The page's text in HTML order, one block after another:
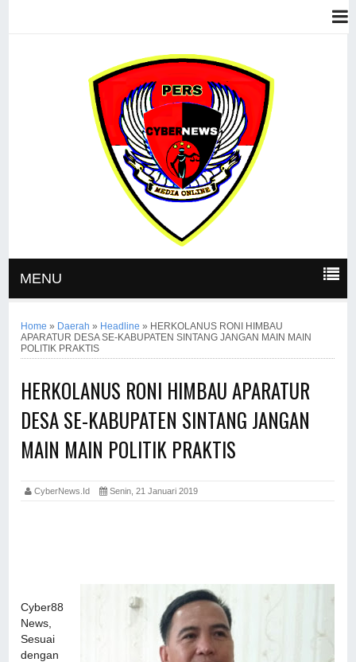
MENU
Home » Daerah » Headline » HERKOLANUS RONI HIMBAU
APARATUR DESA SE-KABUPATEN SINTANG JANGAN MAIN MAIN
POLITIK PRAKTIS
HERKOLANUS RONI HIMBAU APARATUR
DESA SE-KABUPATEN SINTANG JANGAN
MAIN MAIN POLITIK PRAKTIS
CyberNews.id Senin, 21 Januari 2019
Cyber88
News,
Sesuai
dengan